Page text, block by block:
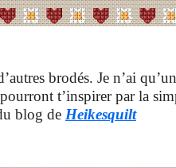
brodés. Je n’ai
t’inspirer par la
blog de Heikesquilt